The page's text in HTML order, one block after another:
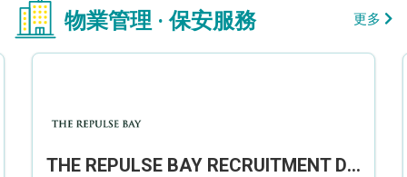
物業管理 · 保安服務 更多
THE REPULSE BAY RECRUITMENT DAY 淺水灣影灣園人才招聘會